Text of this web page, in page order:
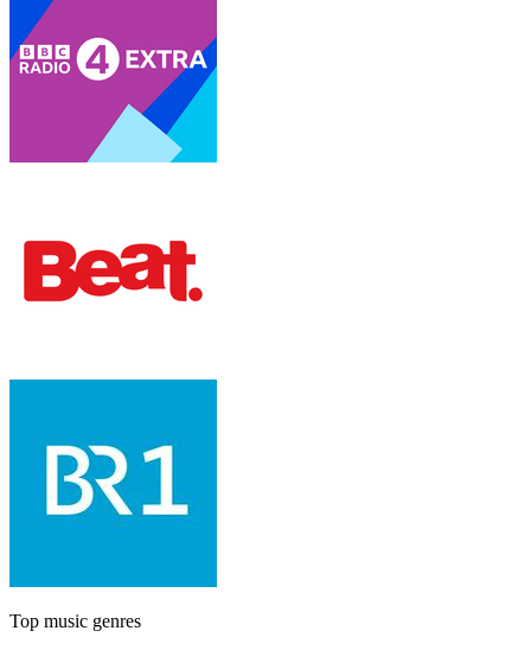
Top music genres